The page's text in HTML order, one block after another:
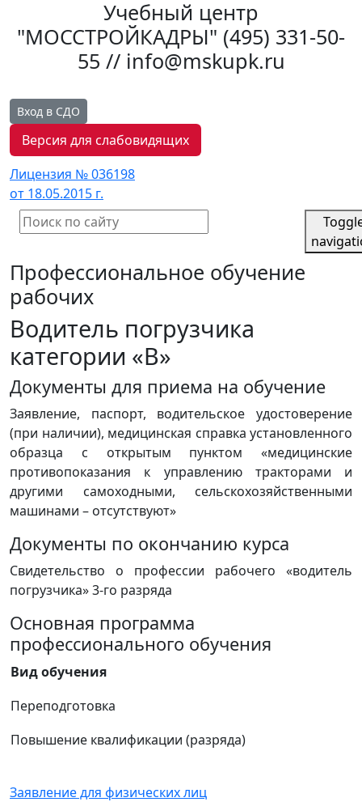
Учебный центр
"МОССТРОЙКАДРЫ" (495) 331-50-
55 // info@mskupk.ru
Вход в СДО
Версия для слабовидящих
Лицензия № 036198
от 18.05.2015 г.
Профессиональное обучение
рабочих
Водитель погрузчика
категории «B»
Документы для приема на обучение
Заявление, паспорт, водительское удостоверение
(при наличии), медицинская справка установленного
образца с открытым пунктом «медицинские
противопоказания к управлению тракторами и
другими самоходными, сельскохозяйственными
машинами – отсутствуют»
Документы по окончанию курса
Свидетельство о профессии рабочего «водитель
погрузчика» 3-го разряда
Основная программа
профессионального обучения
Вид обучения
Переподготовка
Повышение квалификации (разряда)
Заявление для физических лиц